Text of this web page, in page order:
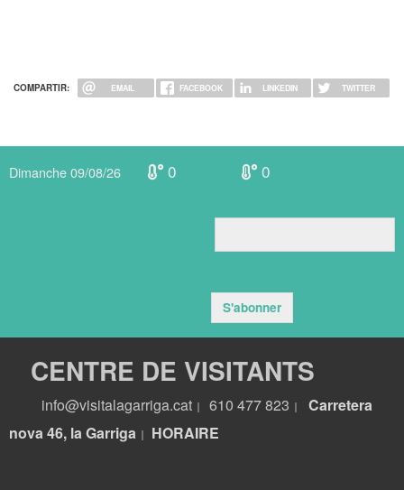
COMPARTIR: EMAIL FACEBOOK LINKEDIN TWITTER
Dimanche 09/08/26 0 0
S'abonner
CENTRE DE VISITANTS
info@visitalagarriga.cat 610 477 823
Carretera
nova 46, la Garriga
HORAIRE